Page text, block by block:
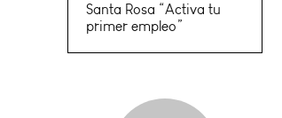
Santa Rosa “Activa tu
primer empleo”